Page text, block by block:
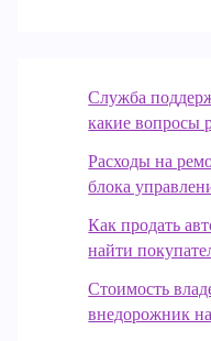
Служба
какие вопросы
Расходы на
блока
Как продать
найти
Стоимость
внедорожник